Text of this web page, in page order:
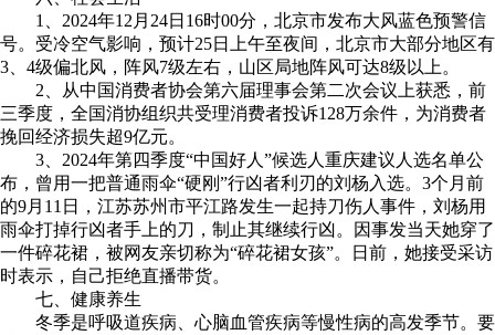
1、2024年12月24日16时00分，北京市发布大风蓝色预警信
号。受冷空气影响，预计25日上午至夜间，北京市大部分地区有
3、4级偏北风，阵风7级左右，山区局地阵风可达8级以上。
2、从中国消费者协会第六届理事会第二次会议上获悉，前
三季度，全国消协组织共受理消费者投诉128万余件，为消费者
挽回经济损失超9亿元。
3、2024年第四季度“中国好人”候选人重庆建议人选名单公
布，曾用一把普通雨伞“硬刚”行凶者利刃的刘杨入选。3个月前
的9月11日，江苏苏州市平江路发生一起持刀伤人事件，刘杨用
雨伞打掉行凶者手上的刀，制止其继续行凶。因事发当天她穿了
一件碎花裙，被网友亲切称为“碎花裙女孩”。日前，她接受采访
时表示，自己拒绝直播带货。
七、健康养生
冬季是呼吸道疾病、心脑血管疾病等慢性病的高发季节。要